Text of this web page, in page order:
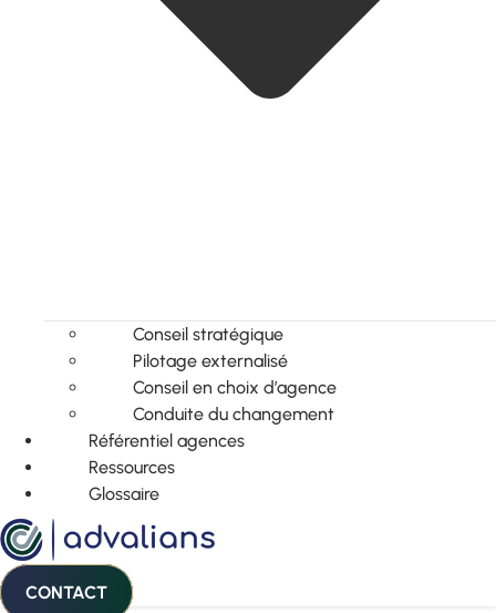
Conseil stratégique
Pilotage externalisé
Conseil en choix d’agence
Conduite du changement
Référentiel agences
Ressources
Glossaire
CONTACT